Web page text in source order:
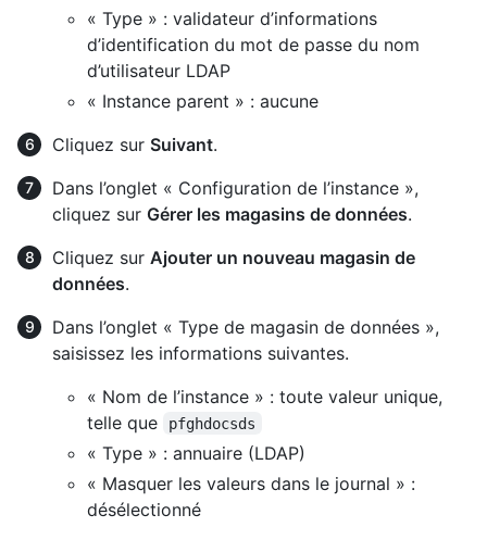
« Type » : validateur d’informations
d’identification du mot de passe du nom
d’utilisateur LDAP
« Instance parent » : aucune
Cliquez sur Suivant.
Dans l’onglet « Configuration de l’instance »,
cliquez sur Gérer les magasins de données.
Cliquez sur Ajouter un nouveau magasin de
données.
Dans l’onglet « Type de magasin de données »,
saisissez les informations suivantes.
« Nom de l’instance » : toute valeur unique,
telle que
pfghdocsds
« Type » : annuaire (LDAP)
« Masquer les valeurs dans le journal » :
désélectionné